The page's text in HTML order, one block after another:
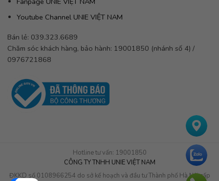
Youtube Channel UNIE VIỆT NAM
Bán lẻ: 039.323.6689
Chăm sóc khách hàng, bảo hành: 19001850 (nhánh số 4) /
0976721868
Hotline tư vấn: 19001850
CÔNG TY TNHH UNIE VIỆT NAM
ĐKKD số 0108966254 do sở kế hoạch và đầu tư Thành phố Hà Nội cấp